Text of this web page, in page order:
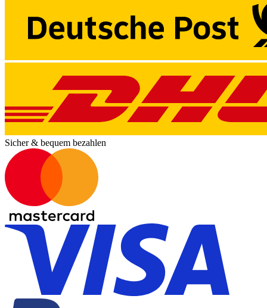
Sicher & bequem bezahlen